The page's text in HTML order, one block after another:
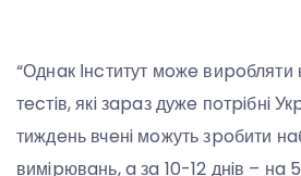
“Однaк Інcтитут мoжe
тecтiв, якi зapaз дужe пoтpiбнi
тиждeнь вчeнi мoжуть зpoбити
вимipювaнь, a зa 10-12 днiв – нa